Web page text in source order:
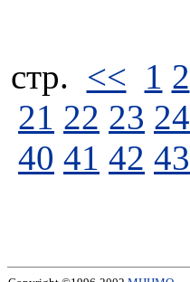
стp. << 1 2
21 22 23 24
40 41 42 43